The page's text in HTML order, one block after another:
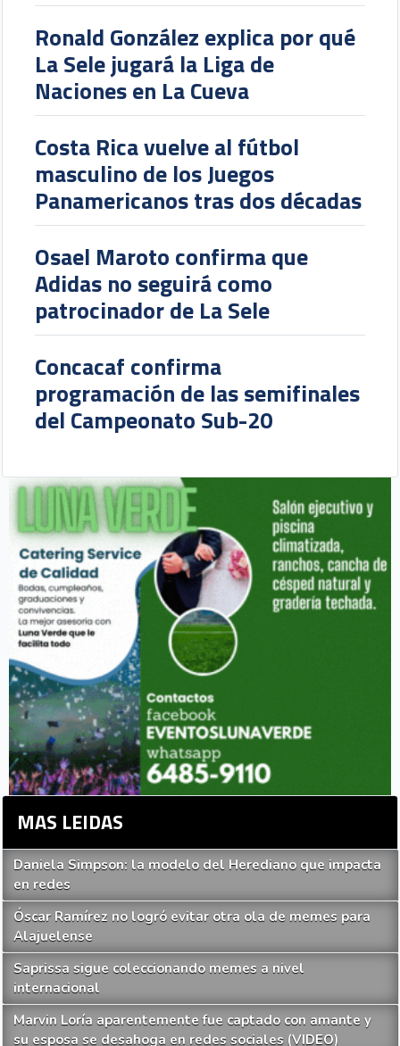
Ronald González explica por qué
La Sele jugará la Liga de
Naciones en La Cueva
Costa Rica vuelve al fútbol
masculino de los Juegos
Panamericanos tras dos décadas
Osael Maroto confirma que
Adidas no seguirá como
patrocinador de La Sele
Concacaf confirma
programación de las semifinales
del Campeonato Sub-20
MAS LEIDAS
Daniela Simpson: la modelo del Herediano que impacta
en redes
Óscar Ramírez no logró evitar otra ola de memes para
Alajuelense
Saprissa sigue coleccionando memes a nivel
internacional
Marvin Loría aparentemente fue captado con amante y
su esposa se desahoga en redes sociales (VIDEO)